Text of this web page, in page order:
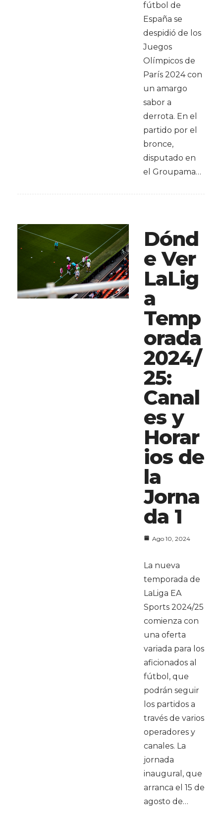
fútbol de
España se
despidió de los
Juegos
Olímpicos de
París 2024 con
un amargo
sabor a
derrota. En el
partido por el
bronce,
disputado en
el Groupama…
Dónd
e Ver
LaLig
a
Temp
orada
2024/
25:
Canal
es y
Horar
ios de
la
Jorna
da 1
Ago 10, 2024
La nueva
temporada de
LaLiga EA
Sports 2024/25
comienza con
una oferta
variada para los
aficionados al
fútbol, que
podrán seguir
los partidos a
través de varios
operadores y
canales. La
jornada
inaugural, que
arranca el 15 de
agosto de…